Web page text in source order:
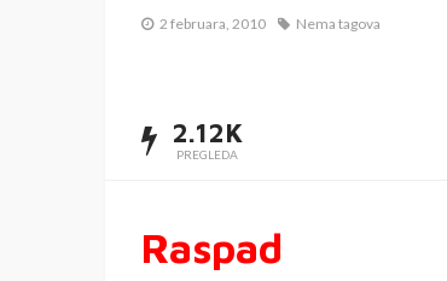
2 februara, 2010 Nema tagova
2.12K
PREGLEDA
Raspad